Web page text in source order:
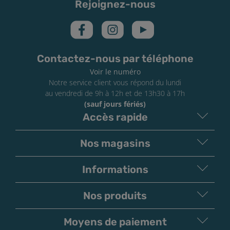
Rejoignez-nous
Contactez-nous par téléphone
Voir le numéro
Notre service client vous répond du lundi
au vendredi de 9h à 12h et de 13h30 à 17h
(sauf jours fériés)
Accès rapide
Nos magasins
Informations
Nos produits
Moyens de paiement